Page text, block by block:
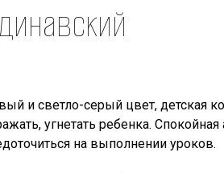
и светло-серый цвет, детская
угнетать ребенка.
на выполнении уроков.